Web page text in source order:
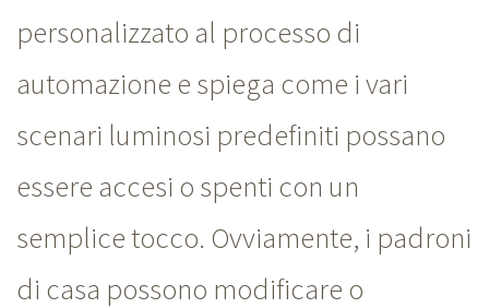
personalizzato al processo di
automazione e spiega come i vari
scenari luminosi predefiniti possano
essere accesi o spenti con un
semplice tocco. Ovviamente, i padroni
di casa possono modificare o